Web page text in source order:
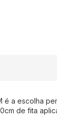
é a escolha
de fita